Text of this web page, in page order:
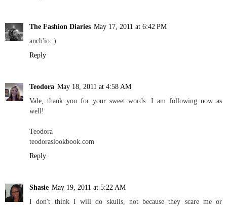
The Fashion Diaries May 17, 2011 at 6:42 PM
anch'io :)
Reply
Teodora May 18, 2011 at 4:58 AM
Vale, thank you for your sweet words. I am following now as
well!
Teodora
teodoraslookbook.com
Reply
Shasie May 19, 2011 at 5:22 AM
I don't think I will do skulls, not because they scare me or